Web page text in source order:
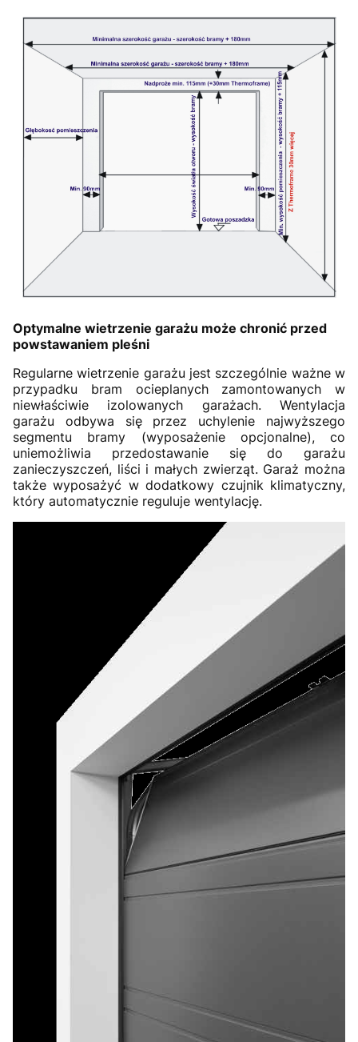
Optymalne wietrzenie garażu może chronić przed
powstawaniem pleśni
Regularne wietrzenie garażu jest szczególnie ważne w
przypadku bram ocieplanych zamontowanych w
niewłaściwie izolowanych garażach. Wentylacja
garażu odbywa się przez uchylenie najwyższego
segmentu bramy (wyposażenie opcjonalne), co
uniemożliwia przedostawanie się do garażu
zanieczyszczeń, liści i małych zwierząt. Garaż można
także wyposażyć w dodatkowy czujnik klimatyczny,
który automatycznie reguluje wentylację.